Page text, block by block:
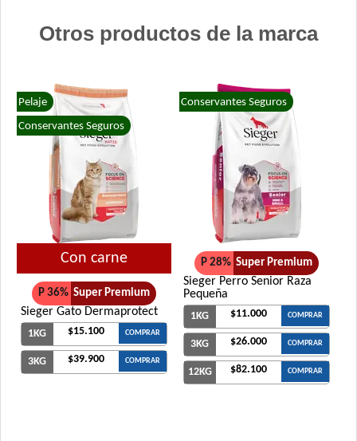
Otros productos de la marca
Pelaje
Conservantes Seguros
Con carne
P 36% Super Premium
Sieger Gato Dermaprotect
1KG $15.100 COMPRAR
3KG $39.900 COMPRAR
Conservantes Seguros
P 28% Super Premium
Sieger Perro Senior Raza
Pequeña
1KG $11.000 COMPRAR
3KG $26.000 COMPRAR
12KG $82.100 COMPRAR